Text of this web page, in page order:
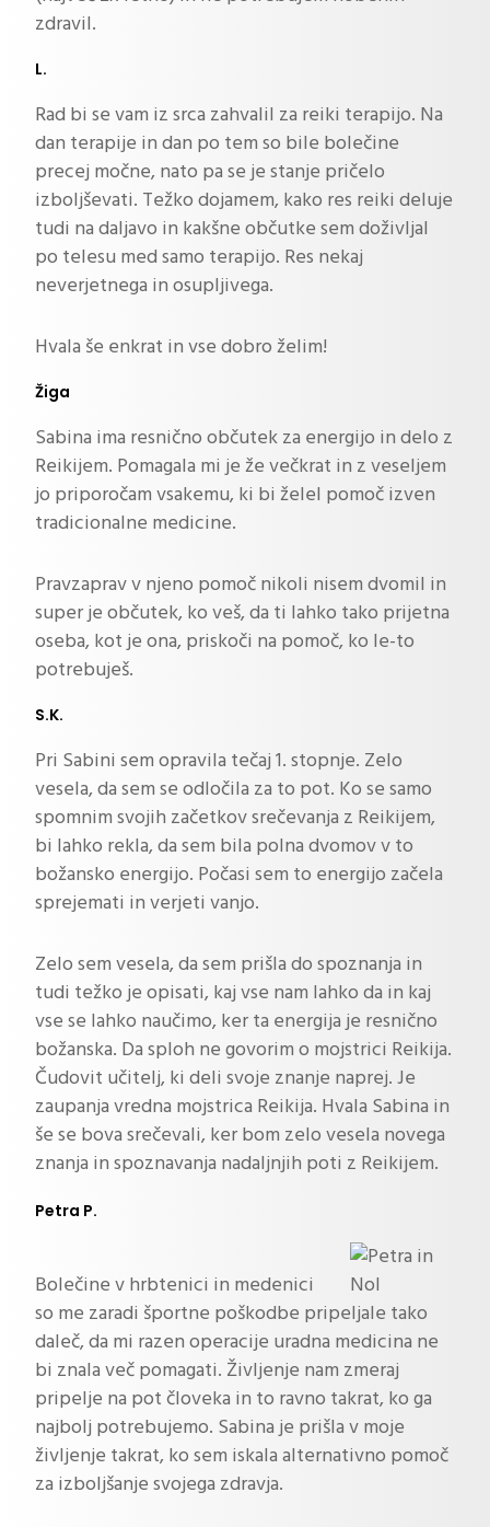
zdravil.
L.
Rad bi se vam iz srca zahvalil za reiki terapijo. Na
dan terapije in dan po tem so bile bolečine
precej močne, nato pa se je stanje pričelo
izboljševati. Težko dojamem, kako res reiki deluje
tudi na daljavo in kakšne občutke sem doživljal
po telesu med samo terapijo. Res nekaj
neverjetnega in osupljivega.
Hvala še enkrat in vse dobro želim!
Žiga
Sabina ima resnično občutek za energijo in delo z
Reikijem. Pomagala mi je že večkrat in z veseljem
jo priporočam vsakemu, ki bi želel pomoč izven
tradicionalne medicine.
Pravzaprav v njeno pomoč nikoli nisem dvomil in
super je občutek, ko veš, da ti lahko tako prijetna
oseba, kot je ona, priskoči na pomoč, ko le-to
potrebuješ.
S.K.
Pri Sabini sem opravila tečaj 1. stopnje. Zelo
vesela, da sem se odločila za to pot. Ko se samo
spomnim svojih začetkov srečevanja z Reikijem,
bi lahko rekla, da sem bila polna dvomov v to
božansko energijo. Počasi sem to energijo začela
sprejemati in verjeti vanjo.
Zelo sem vesela, da sem prišla do spoznanja in
tudi težko je opisati, kaj vse nam lahko da in kaj
vse se lahko naučimo, ker ta energija je resnično
božanska. Da sploh ne govorim o mojstrici Reikija.
Čudovit učitelj, ki deli svoje znanje naprej. Je
zaupanja vredna mojstrica Reikija. Hvala Sabina in
še se bova srečevali, ker bom zelo vesela novega
znanja in spoznavanja nadaljnjih poti z Reikijem.
Petra P.
Bolečine v hrbtenici in medenici
so me zaradi športne poškodbe pripeljale tako
daleč, da mi razen operacije uradna medicina ne
bi znala več pomagati. Življenje nam zmeraj
pripelje na pot človeka in to ravno takrat, ko ga
najbolj potrebujemo. Sabina je prišla v moje
življenje takrat, ko sem iskala alternativno pomoč
za izboljšanje svojega zdravja.